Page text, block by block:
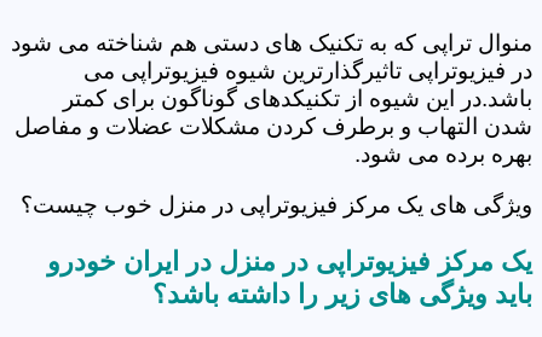
منوال تراپی که به تکنیک های دستی هم شناخته می شود
در فیزیوتراپی تاثیرگذارترین شیوه فیزیوتراپی می
باشد.در این شیوه از تکنیکدهای گوناگون برای کمتر
شدن التهاب و برطرف کردن مشکلات عضلات و مفاصل
بهره برده می شود.
ویژگی های یک مرکز فیزیوتراپی در منزل خوب چیست؟
یک مرکز فیزیوتراپی در منزل در ایران خودرو
باید ویژگی های زیر را داشته باشد؟